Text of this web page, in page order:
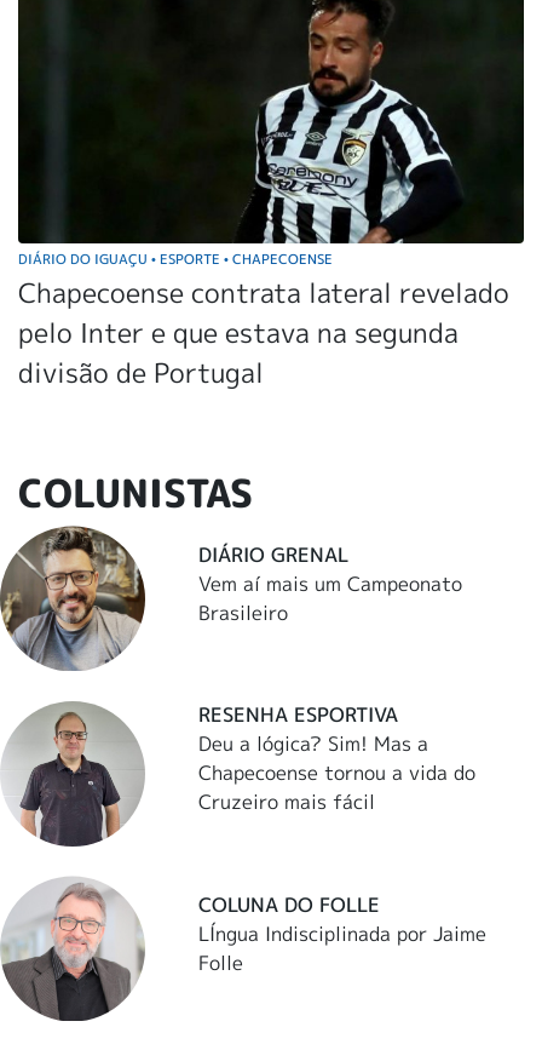
DIÁRIO DO IGUAÇU • ESPORTE • CHAPECOENSE
Chapecoense contrata lateral revelado
pelo Inter e que estava na segunda
divisão de Portugal
COLUNISTAS
DIÁRIO GRENAL
Vem aí mais um Campeonato
Brasileiro
RESENHA ESPORTIVA
Deu a lógica? Sim! Mas a
Chapecoense tornou a vida do
Cruzeiro mais fácil
COLUNA DO FOLLE
LÍngua Indisciplinada por Jaime
Folle